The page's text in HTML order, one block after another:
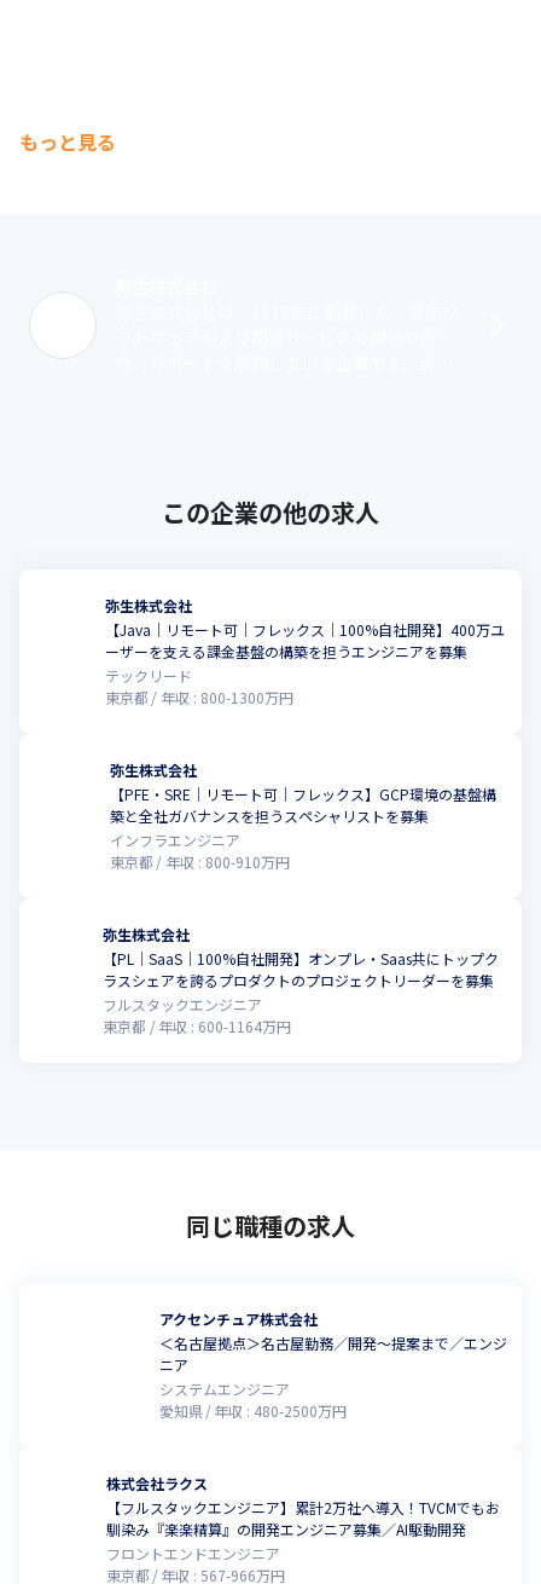
もっと見る
この企業の他の求人
弥生株式会社
【Java｜リモート可｜フレックス｜100%自社開発】400万ユ
ーザーを支える課金基盤の構築を担うエンジニアを募集
テックリード
東京都
年収 : 800-1300万円
弥生株式会社
【PFE・SRE｜リモート可｜フレックス】GCP環境の基盤構
築と全社ガバナンスを担うスペシャリストを募集
インフラエンジニア
東京都
年収 : 800-910万円
弥生株式会社
【PL｜SaaS｜100%自社開発】オンプレ・Saas共にトップク
ラスシェアを誇るプロダクトのプロジェクトリーダーを募集
フルスタックエンジニア
東京都
年収 : 600-1164万円
同じ職種の求人
アクセンチュア株式会社
＜名古屋拠点＞名古屋勤務／開発～提案まで／エンジ
ニア
システムエンジニア
愛知県
年収 : 480-2500万円
株式会社ラクス
【フルスタックエンジニア】累計2万社へ導入！TVCMでもお
馴染み『楽楽精算』の開発エンジニア募集／AI駆動開発
フロントエンドエンジニア
東京都
年収 :567-966万円